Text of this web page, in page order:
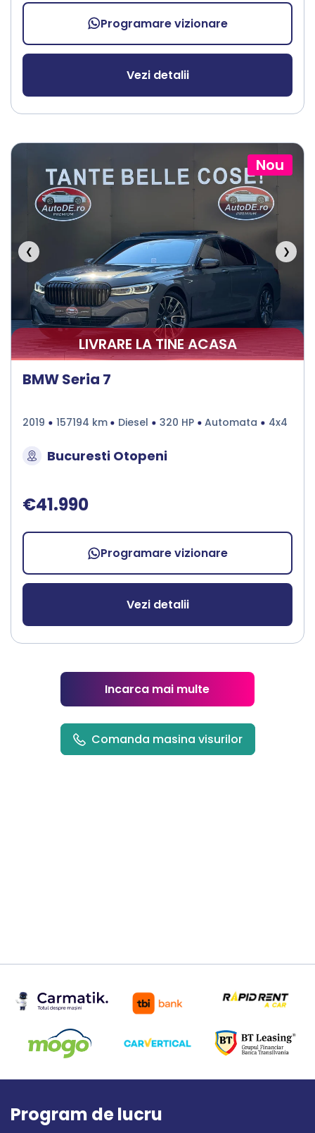
Programare vizionare
Vezi detalii
Nou
❮ ❯
LIVRARE LA TINE ACASA
BMW Seria 7
2019 157194 km Diesel 320 HP Automata 4x4
Bucuresti Otopeni
€41.990
Programare vizionare
Vezi detalii
Incarca mai multe
Comanda masina visurilor
Program de lucru